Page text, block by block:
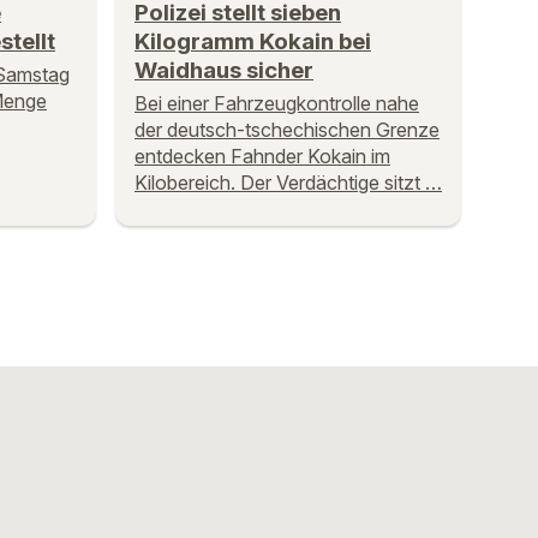
Polizei stellt sieben
Kilogramm Kokain bei
Waidhaus sicher
Bei einer Fahrzeugkontrolle nahe
der deutsch-tschechischen Grenze
entdecken Fahnder Kokain im
Kilobereich. Der Verdächtige sitzt …